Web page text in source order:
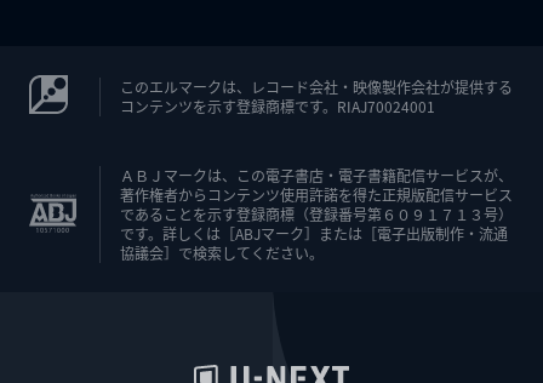
このエルマークは、レコード会社・映像製作会社が提供する
コンテンツを示す登録商標です。RIAJ70024001
ＡＢＪマークは、この電子書店・電子書籍配信サービスが、
著作権者からコンテンツ使用許諾を得た正規版配信サービス
であることを示す登録商標（登録番号第６０９１７１３号）
です。詳しくは［ABJマーク］または［電子出版制作・流通
協議会］で検索してください。